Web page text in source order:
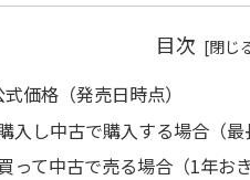
目次
価格（発売日時点）
入し中古で購入する場合（最
って中古で売る場合（1年お